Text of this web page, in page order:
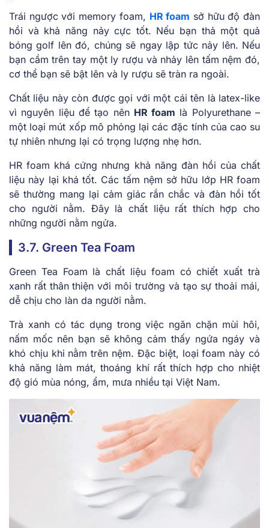
Trái ngược với memory foam, HR foam sở hữu độ đàn
hồi và khả năng nảy cực tốt. Nếu bạn thả một quả
bóng golf lên đó, chúng sẽ ngay lập tức nảy lên. Nếu
bạn cầm trên tay một ly rượu và nhảy lên tấm nệm đó,
cơ thể bạn sẽ bật lên và ly rượu sẽ tràn ra ngoài.
Chất liệu này còn được gọi với một cái tên là latex-like
vì nguyên liệu để tạo nên HR foam là Polyurethane –
một loại mút xốp mô phỏng lại các đặc tính của cao su
tự nhiên nhưng lại có trọng lượng nhẹ hơn.
HR foam khá cứng nhưng khả năng đàn hồi của chất
liệu này lại khá tốt. Các tấm nệm sở hữu lớp HR foam
sẽ thường mang lại cảm giác rắn chắc và đàn hồi tốt
cho người nằm. Đây là chất liệu rất thích hợp cho
những người nằm ngửa.
3.7. Green Tea Foam
Green Tea Foam là chất liệu foam có chiết xuất trà
xanh rất thân thiện với môi trường và tạo sự thoải mái,
dễ chịu cho làn da người nằm.
Trà xanh có tác dụng trong việc ngăn chặn mùi hôi,
nấm mốc nên bạn sẽ không cảm thấy ngứa ngáy và
khó chịu khi nằm trên nệm. Đặc biệt, loại foam này có
khả năng làm mát, thoáng khí rất thích hợp cho nhiệt
độ gió mùa nóng, ẩm, mưa nhiều tại Việt Nam.